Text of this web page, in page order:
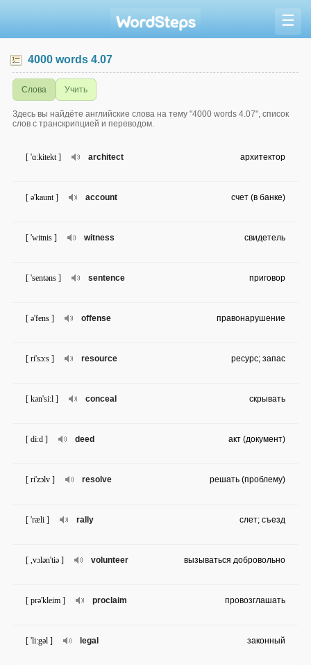
☰
4000 words 4.07
Слова Учить
Здесь вы найдёте английские слова на тему "4000 words 4.07", список
слов с транскрипцией и переводом.
architect
[ 'ɑ:kitekt ] архитектор
account
[ ə'kaunt ] счет (в банке)
witness
[ 'witnis ] свидетель
sentence
[ 'sentəns ] приговор
offense
[ ə'fens ] правонарушение
resource
[ ri'sɔ:s ] ресурс; запас
conceal
[ kən'si:l ] скрывать
deed
[ di:d ] акт (документ)
resolve
[ ri'zɔlv ] решать (проблему)
rally
[ 'ræli ] слет; съезд
volunteer
[ ,vɔlən'tiə ] вызываться добровольно
proclaim
[ prə'kleim ] провозглашать
legal
[ 'li:gəl ] законный